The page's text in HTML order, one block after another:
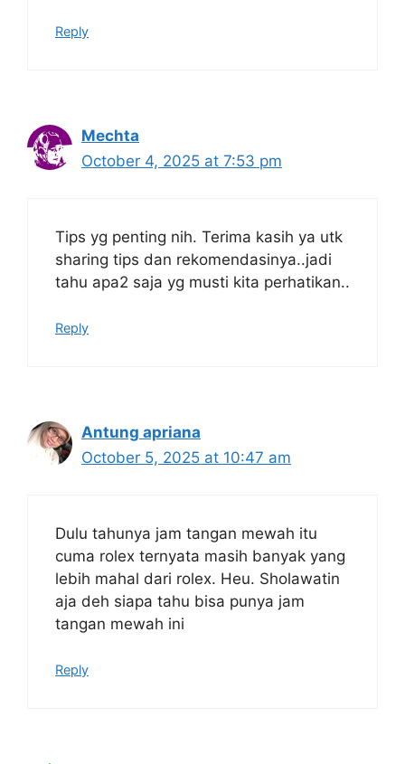
Reply
Mechta
October 4, 2025 at 7:53 pm
Tips yg penting nih. Terima kasih ya utk
sharing tips dan rekomendasinya..jadi
tahu apa2 saja yg musti kita perhatikan..
Reply
Antung apriana
October 5, 2025 at 10:47 am
Dulu tahunya jam tangan mewah itu
cuma rolex ternyata masih banyak yang
lebih mahal dari rolex. Heu. Sholawatin
aja deh siapa tahu bisa punya jam
tangan mewah ini
Reply